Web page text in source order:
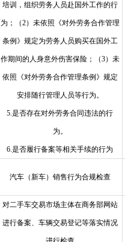
培训，组织劳务人员赴国外工作的行
为；（2）未依照《对外劳务合作管理
条例》规定为劳务人员购买在国外工
作期间的人身意外伤害保险；（3）未
依照《对外劳务合作管理条例》规定
安排随行管理人员等行为。
5.是否存在对外劳务合同违法的行
为。
6.是否履行备案等相关手续的行为
汽车（新车）销售行为合规检查
对二手车交易市场主体在商务部网站
进行备案、车辆交易登记等落实情况